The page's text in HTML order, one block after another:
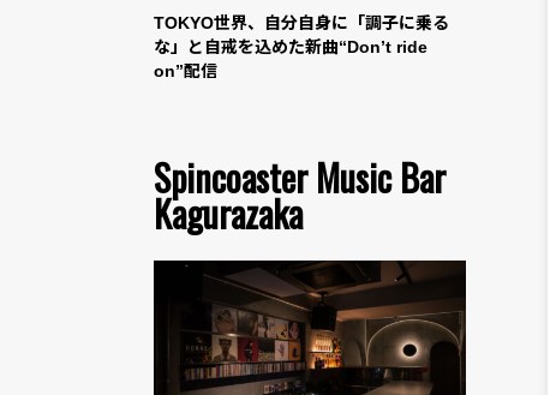
TOKYO世界、自分自身に「調子に乗る
な」と自戒を込めた新曲“Don’t ride
on”配信
Spincoaster Music Bar
Kagurazaka